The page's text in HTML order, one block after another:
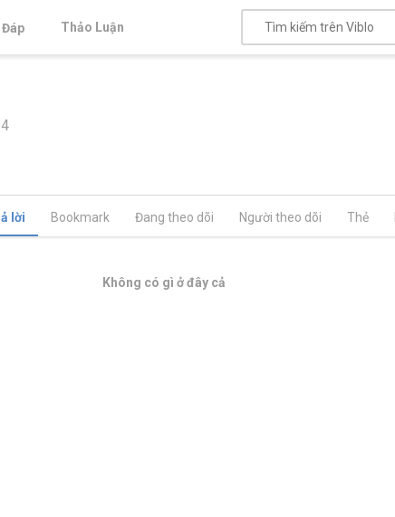
Đáp Thảo Luận
lời Bookmark Đang theo dõi Người theo dõi Thẻ
Không có gì ở đây cả